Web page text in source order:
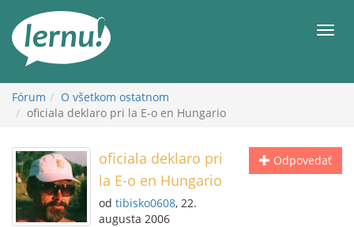
obsah
Fórum
O všetkom ostatnom
oficiala deklaro pri la E-o en Hungario
Odpovedať
oficiala deklaro pri
la E-o en Hungario
od tibisko0608, 22.
augusta 2006